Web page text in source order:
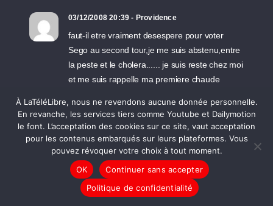
03/12/2008 20:39 - Providence
faut-il etre vraiment desespere pour voter
Sego au second tour,je me suis abstenu,entre
la peste et le cholera...... je suis reste chez moi
et me suis rappelle ma premiere chaude
jamais mettre mon point d'exclamation dans
toutes les parentheses.
03/12/2008 19:56 - Giorgio (Chamonix)
Te suicides pas tout de suite amandine, j'ai
pas dis Obama=Chirac j'ai dis que le vote,
À LaTéléLibre, nous ne revendons aucune donnée personnelle.
En revanche, les services tiers comme Youtube et Dailymotion
le font. L’acceptation des cookies sur ce site, vaut acceptation
pour les contenus embarqués sur leurs plateformes. Vous
pouvez révoquer votre choix à tout moment.
OK
Continuer sans accepter
Politique de confidentialité